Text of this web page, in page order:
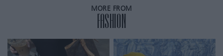
MORE FROM
FASHION